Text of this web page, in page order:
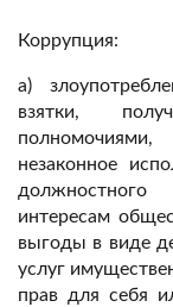
Коррупция:
а)
взятки,
незаконное
интересам
выгоды в виде
услуг
прав для себя